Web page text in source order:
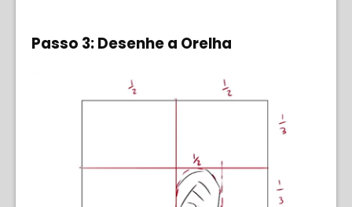
Passo 3: Desenhe a Orelha